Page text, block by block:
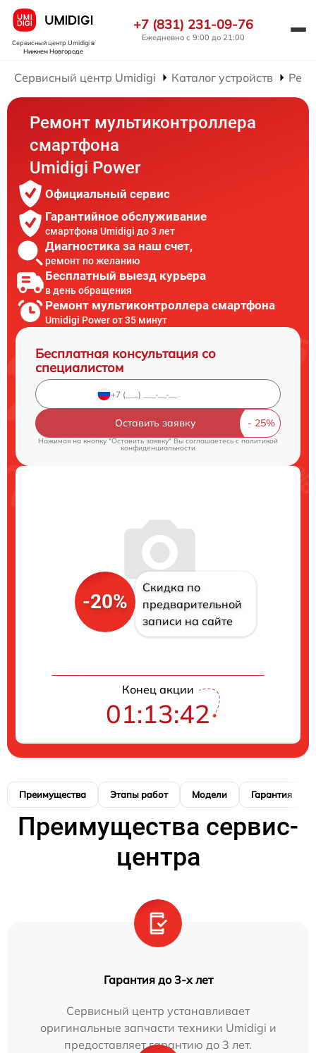
Сервисный центр Umidigiв
Нижнем Новгороде
+7 (831) 231-09-76
Ежедневно с 9:00 до 21:00
Сервисный центр Umidigi Каталог устройств
Ремонт мультиконтроллера
смартфона
Umidigi Power
Официальный сервис
Гарантийное обслуживание
смартфона Umidigi до 3 лет
Диагностика за наш счет,
ремонт по желанию
Бесплатный выезд курьера
в день обращения
Ремонт мультиконтроллера смартфона
Umidigi Power от 35 минут
Бесплатная консультация со
специалистом
Оставить заявку
Нажимая на кнопку "Оставить заявку" Вы соглашаетесь c политикой
конфиденциальности
-20%
Скидка по
предварительной
записи на сайте
Конец акции
01:13:41
Преимущества Этапы работ Модели Гарантия
Преимущества сервис-
центра
Гарантия до 3-х лет
Сервисный центр устанавливает
оригинальные запчасти техники Umidigi и
предоставляет гарантию до 3 лет.